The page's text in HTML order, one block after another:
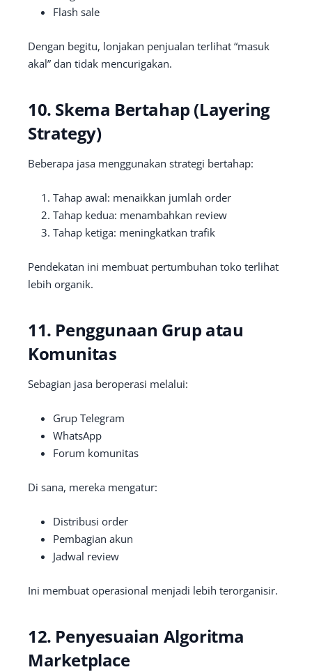
Flash sale
Dengan begitu, lonjakan penjualan terlihat “masuk
akal” dan tidak mencurigakan.
10. Skema Bertahap (Layering
Strategy)
Beberapa jasa menggunakan strategi bertahap:
Tahap awal: menaikkan jumlah order
Tahap kedua: menambahkan review
Tahap ketiga: meningkatkan trafik
Pendekatan ini membuat pertumbuhan toko terlihat
lebih organik.
11. Penggunaan Grup atau
Komunitas
Sebagian jasa beroperasi melalui:
Grup Telegram
WhatsApp
Forum komunitas
Di sana, mereka mengatur:
Distribusi order
Pembagian akun
Jadwal review
Ini membuat operasional menjadi lebih terorganisir.
12. Penyesuaian Algoritma
Marketplace